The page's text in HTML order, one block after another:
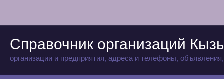
Справочник организаций
организации и предприятия, адреса и телефоны,